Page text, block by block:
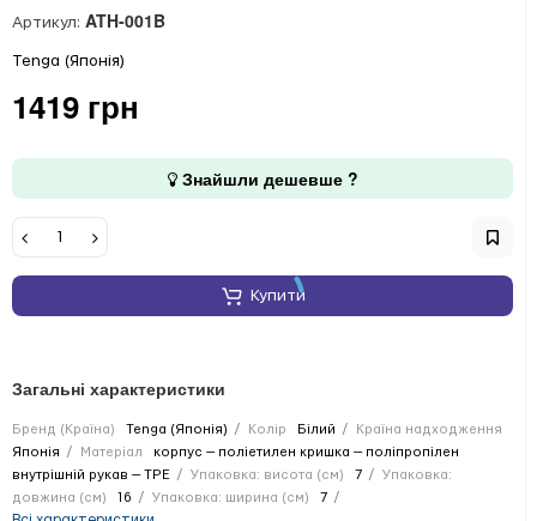
Артикул: ATH-001B
Tenga (Японія)
1419 грн
Знайшли дешевше ?
Купити
Загальні характеристики
Бренд (Країна) Tenga (Японія) Колір Білий
Країна надходження
Японія
Матеріал
корпус — поліетилен кришка — поліпропілен
внутрішній рукав — TPE
Упаковка: висота (см) 7
Упаковка:
довжина (см)
16 Упаковка: ширина (см) 7